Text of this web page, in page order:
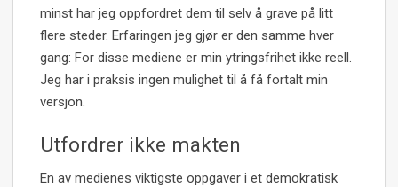
minst har jeg oppfordret dem til selv å grave på litt
flere steder. Erfaringen jeg gjør er den samme hver
gang: For disse mediene er min ytringsfrihet ikke reell.
Jeg har i praksis ingen mulighet til å få fortalt min
versjon.
Utfordrer ikke makten
En av medienes viktigste oppgaver i et demokratisk